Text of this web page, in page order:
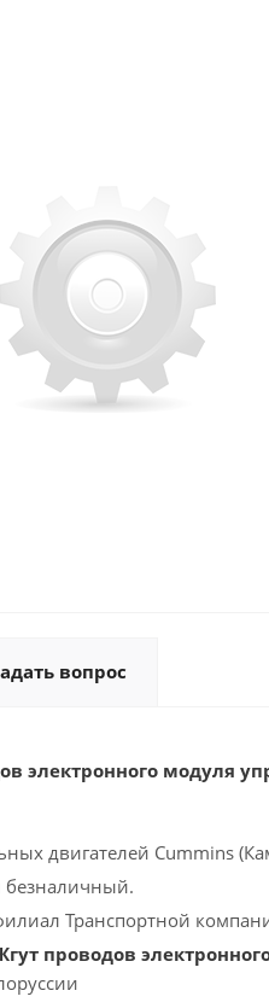
вопрос
электронного модуля
двигателей Cummins
безналичный.
Транспортной
проводов